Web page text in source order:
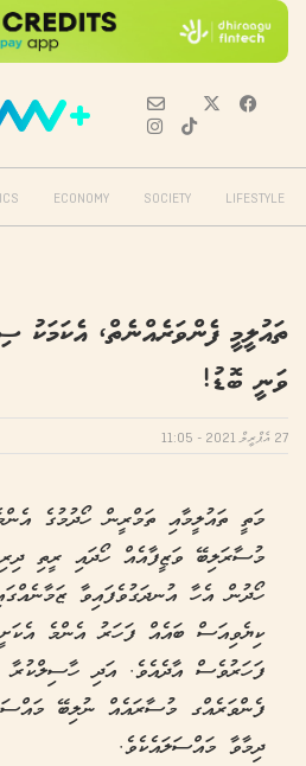
ECONOMY SOCIETY LIFESTYLE
ތައުލީމީ ފެންވަރެއްނެތް،
ވަނީ ބޮޑު!
27 އެޕްރީލް 2021 - 11:05
މަތީ ތައުލީމާއި ތަމްރީން ހޯދުމުގެ
މުސާރަލިބޭ ވަޒީފާއެއް ހޯދައި ރީތި
ހޯދުން އެހާ އުނދަގުވެފައިވާ
ކިޔެވިއަސް ބައެއް ފަހަރު އެންމެ
ފަހަރުވެސް އާދެއެވެ. އަދި ހާސިލްކުރާ
ފެންވަރެއްގ މުސާރައެއް ނުލިބޭ
ދިމާވާ މައްސަލައެކެވެ.